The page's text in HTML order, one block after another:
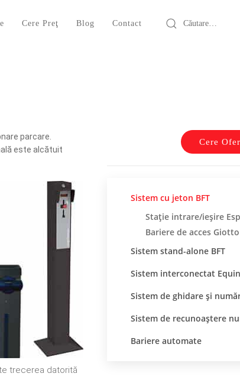
Cere Preţ Blog Contact
parcare.
este alcătuit
trecerea datorită
Cere
Sistem cu jeton BFT
Stație intrare/ieșire
Bariere de acces Giotto
Sistem stand-alone BFT
Sistem interconectat
Sistem de ghidare și
Sistem de recunoaștere
Bariere automate